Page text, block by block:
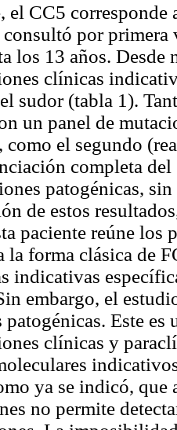
el CC5 corresponde
consultó por primera
los 13 años. Desde
clínicas
sudor (tabla 1).
un panel de
como el segundo
completa
patogénicas,
de estos
paciente reúne
la forma clásica de
indicativas
embargo, el
patogénicas. Este
clínicas y
ya se indicó, que
no permite